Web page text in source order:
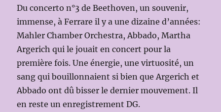
Du concerto n°3 de Beethoven, un souvenir,
immense, à Ferrare il y a une dizaine d’années:
Mahler Chamber Orchestra, Abbado, Martha
Argerich qui le jouait en concert pour la
première fois. Une énergie, une virtuosité, un
sang qui bouillonnaient si bien que Argerich et
Abbado ont dû bisser le dernier mouvement. Il
en reste un enregistrement DG.